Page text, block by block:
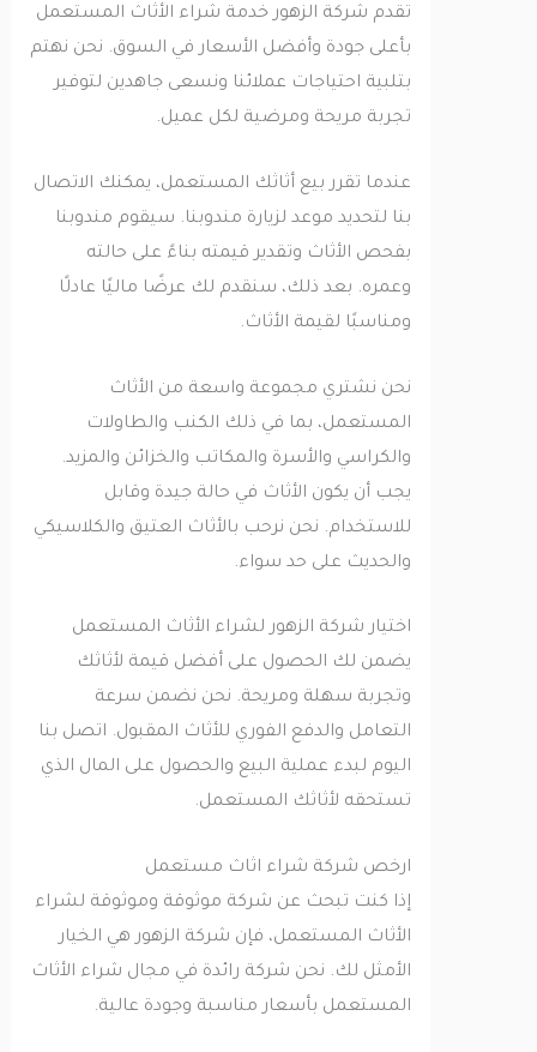
تقدم شركة الزهور خدمة شراء الأثاث المستعمل
بأعلى جودة وأفضل الأسعار في السوق. نحن نهتم
بتلبية احتياجات عملائنا ونسعى جاهدين لتوفير
تجربة مريحة ومرضية لكل عميل.
عندما تقرر بيع أثاثك المستعمل، يمكنك الاتصال
بنا لتحديد موعد لزيارة مندوبنا. سيقوم مندوبنا
بفحص الأثاث وتقدير قيمته بناءً على حالته
وعمره. بعد ذلك، سنقدم لك عرضًا ماليًا عادلًا
ومناسبًا لقيمة الأثاث.
نحن نشتري مجموعة واسعة من الأثاث
المستعمل، بما في ذلك الكنب والطاولات
والكراسي والأسرة والمكاتب والخزائن والمزيد.
يجب أن يكون الأثاث في حالة جيدة وقابل
للاستخدام. نحن نرحب بالأثاث العتيق والكلاسيكي
والحديث على حد سواء.
اختيار شركة الزهور لشراء الأثاث المستعمل
يضمن لك الحصول على أفضل قيمة لأثاثك
وتجربة سهلة ومريحة. نحن نضمن سرعة
التعامل والدفع الفوري للأثاث المقبول. اتصل بنا
اليوم لبدء عملية البيع والحصول على المال الذي
تستحقه لأثاثك المستعمل.
ارخص شركة شراء اثاث مستعمل
إذا كنت تبحث عن شركة موثوقة وموثوقة لشراء
الأثاث المستعمل، فإن شركة الزهور هي الخيار
الأمثل لك. نحن شركة رائدة في مجال شراء الأثاث
المستعمل بأسعار مناسبة وجودة عالية.